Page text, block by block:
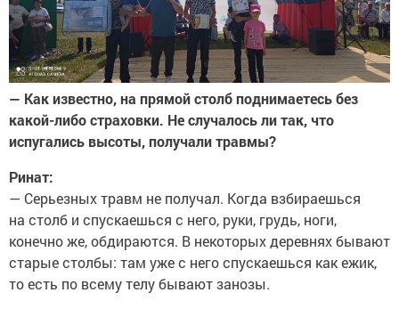
— Как известно, на прямой столб поднимаетесь без
какой-либо страховки. Не случалось ли так, что
испугались высоты, получали травмы?
Ринат:
— Серьезных травм не получал. Когда взбираешься
на столб и спускаешься с него, руки, грудь, ноги,
конечно же, обдираются. В некоторых деревнях бывают
старые столбы: там уже с него спускаешься как ежик,
то есть по всему телу бывают занозы.